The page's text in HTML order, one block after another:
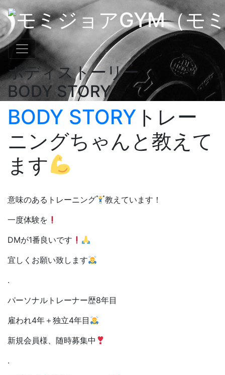
ボディストーリー
BODY STORY
BODY STORY トレー
ニングちゃんと教えて
ます
意味のあるトレーニング
教えています！
一度体験を
DMが1番良いです
宜しくお願い致します
.
パーソナルトレーナー歴8年目
雇われ4年＋独立4年目
新規会員様、随時募集中
.